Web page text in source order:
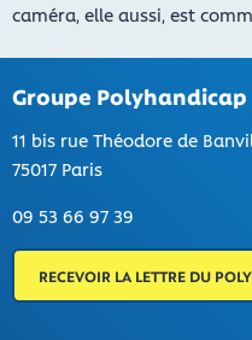
caméra, elle aussi, est
Groupe Polyhandicap
11 bis rue Théodore de
75017 Paris
09 53 66 97 39
RECEVOIR LA LETTRE DU